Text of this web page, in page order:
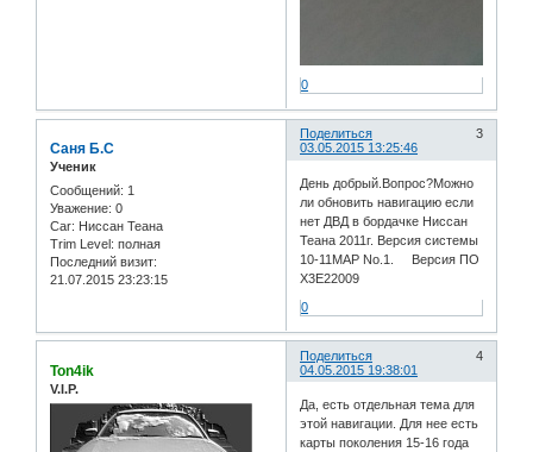
0
Поделиться
3
03.05.2015 13:25:46
Саня Б.С
Ученик
Сообщений: 1
Уважение: 0
Car: Ниссан Теана
Trim Level: полная
Последний визит:
21.07.2015 23:23:15
День добрый.Вопрос?Можно
ли обновить навигацию если
нет ДВД в бордачке Ниссан
Теана 2011г. Версия системы
10-11MAP No.1. Версия ПО
X3E22009
0
Поделиться
4
04.05.2015 19:38:01
Ton4ik
V.I.P.
Да, есть отдельная тема для
этой навигации. Для нее есть
карты поколения 15-16 года